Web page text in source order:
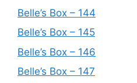
Belle’s Box – 144
Belle’s Box – 145
Belle’s Box – 146
Belle’s Box – 147